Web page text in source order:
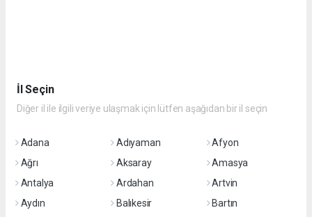
İl Seçin
Diğer il ile ilgili veriye ulaşmak için lütfen aşağıdan bir il seçin
Adana Adıyaman
Afyon
Ağrı
Aksaray
Amasya
Antalya
Ardahan
Artvin
Aydın
Balıkesir
Bartın